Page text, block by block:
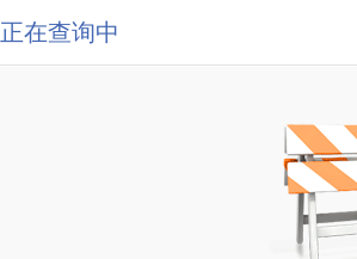
正在查询中